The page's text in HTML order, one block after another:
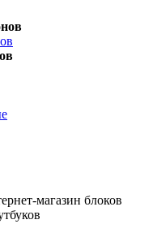
магазин блоков